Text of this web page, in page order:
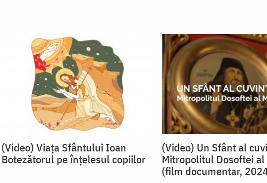
(Video) Viața Sfântului Ioan
Botezătorul pe înțelesul copiilor
(Video) Un Sfânt al
Mitropolitul Dosoftei al
(film documentar,